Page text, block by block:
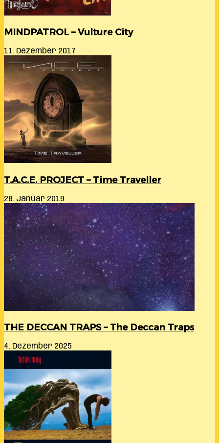
MINDPATROL – Vulture City
11. Dezember 2017
T.A.C.E. PROJECT – Time Traveller
28. Januar 2019
THE DECCAN TRAPS – The Deccan Traps
4. Dezember 2025